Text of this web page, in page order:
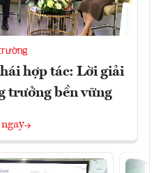
trường
hợp tác: Lời giải
trưởng bền vững